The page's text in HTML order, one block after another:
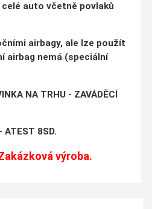
auto včetně povlaků
airbagy, ale lze použít
airbag nemá (speciální
NA TRHU - ZAVÁDĚCÍ
8SD.
výroba.